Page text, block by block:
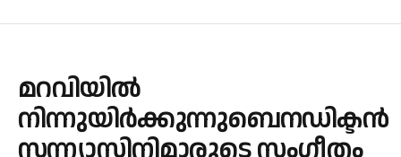
മറവിയില്‍
നിന്നുയിര്‍ക്കുന്നുബെനഡിക്ടന്‍
സന്ന്യാസിനിമാരുടെ സംഗീതം